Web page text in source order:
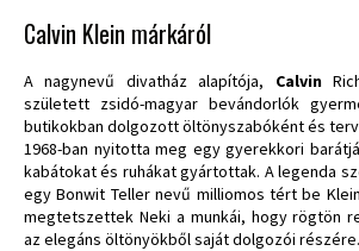
Calvin Klein márkáról
A nagynevű divatház alapítója, Calvin
született zsidó-magyar bevándorlók
butikokban dolgozott öltönyszabóként és
1968-ban nyitotta meg egy gyerekkori
kabátokat és ruhákat gyártottak. A legenda
egy Bonwit Teller nevű milliomos tért be
megtetszettek Neki a munkái, hogy rögtön
az elegáns öltönyökből saját dolgozói részére.